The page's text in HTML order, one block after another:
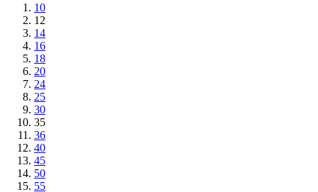
10
12
14
16
18
20
24
25
30
35
36
40
45
50
55